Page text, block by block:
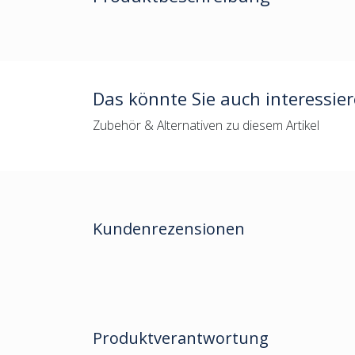
Das könnte Sie auch
Zubehör & Alternativen zu diesem Artikel
Kundenrezensionen
Produktverantwortung